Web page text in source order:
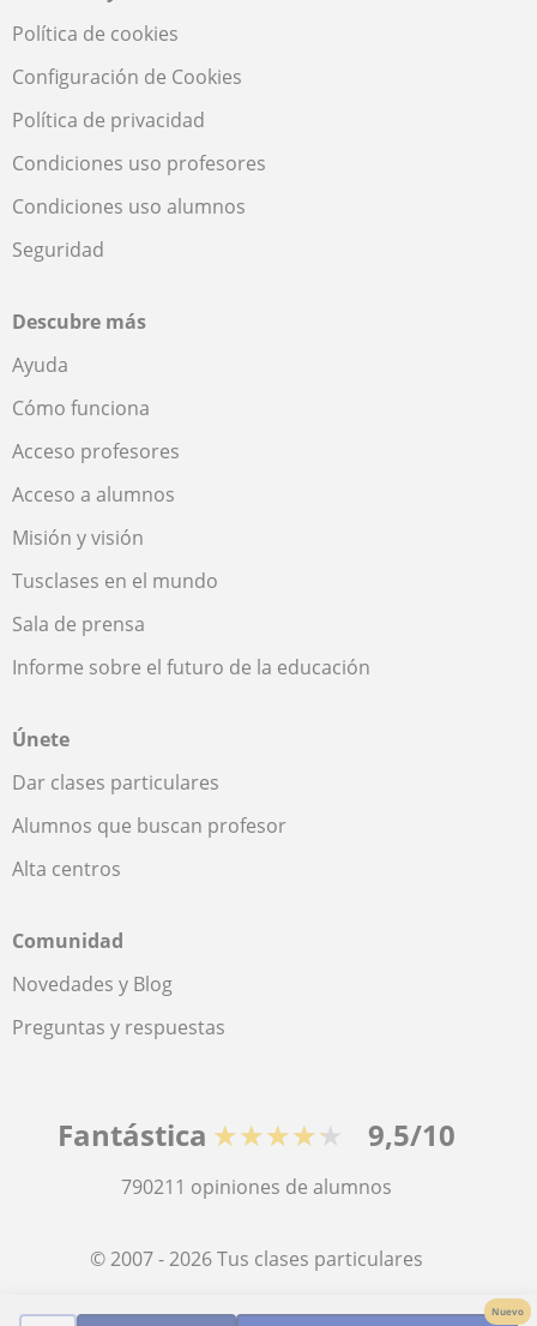
Nuevo
Política de cookies
Configuración de Cookies
Política de privacidad
Condiciones uso profesores
Condiciones uso alumnos
Seguridad
Descubre más
Ayuda
Cómo funciona
Acceso profesores
Acceso a alumnos
Misión y visión
Tusclases en el mundo
Sala de prensa
Informe sobre el futuro de la educación
Únete
Dar clases particulares
Alumnos que buscan profesor
Alta centros
Comunidad
Novedades y Blog
Preguntas y respuestas
Fantástica ★★★★★ 9,5/10
790211 opiniones de alumnos
© 2007 - 2026 Tus clases particulares